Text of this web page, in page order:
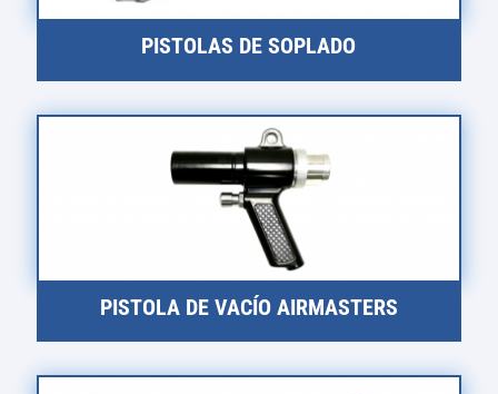
PISTOLAS DE SOPLADO
PISTOLA DE VACÍO AIRMASTERS